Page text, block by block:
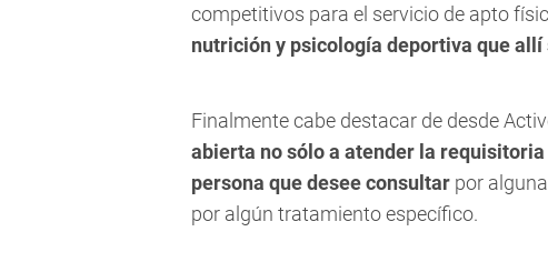
competitivos para el servicio de apto
nutrición y psicología deportiva que allí
Finalmente cabe destacar de desde
abierta no sólo a atender la
persona que desee consultar por
por algún tratamiento específico.